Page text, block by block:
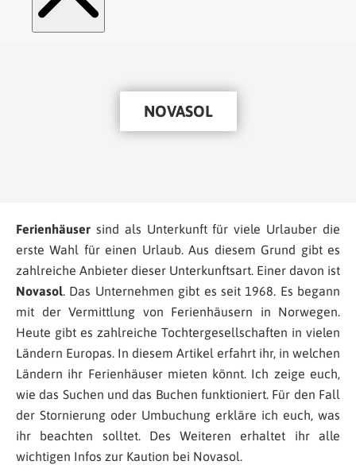
NOVASOL
Ferienhäuser sind als Unterkunft für viele Urlauber die
erste Wahl für einen Urlaub. Aus diesem Grund gibt es
zahlreiche Anbieter dieser Unterkunftsart. Einer davon ist
Novasol. Das Unternehmen gibt es seit 1968. Es begann
mit der Vermittlung von Ferienhäusern in Norwegen.
Heute gibt es zahlreiche Tochtergesellschaften in vielen
Ländern Europas. In diesem Artikel erfahrt ihr, in welchen
Ländern ihr Ferienhäuser mieten könnt. Ich zeige euch,
wie das Suchen und das Buchen funktioniert. Für den Fall
der Stornierung oder Umbuchung erkläre ich euch, was
ihr beachten solltet. Des Weiteren erhaltet ihr alle
wichtigen Infos zur Kaution bei Novasol.